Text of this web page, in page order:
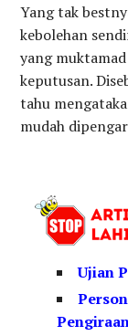
Yang tak
kebolehan
yang
keputusan.
tahu
mudah
Ujian